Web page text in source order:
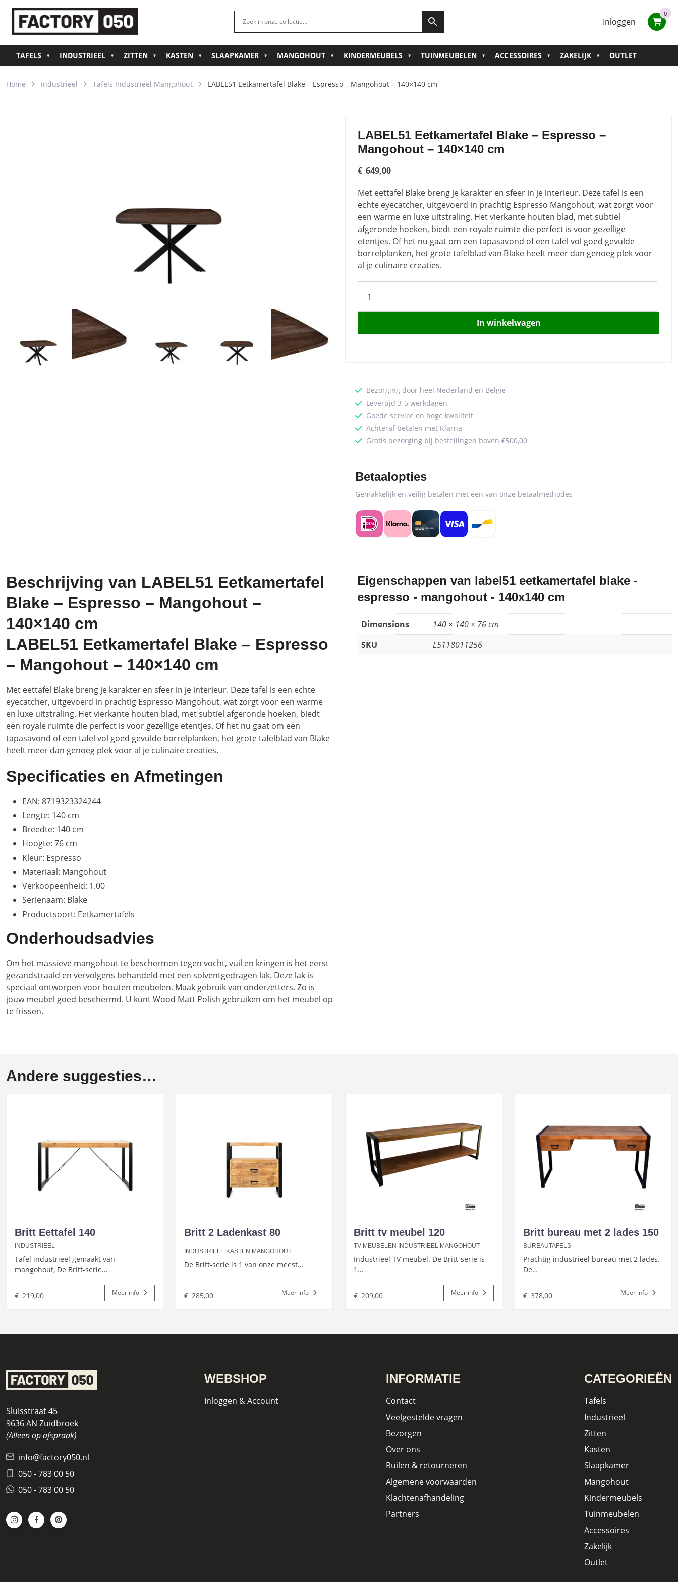
Inloggen
0
TAFELS INDUSTRIEEL ZITTEN KASTEN SLAAPKAMER MANGOHOUT KINDERMEUBELS TUINMEUBELEN ACCESSOIRES ZAKELIJK OUTLET
Home Industrieel Tafels Industrieel Mangohout LABEL51 Eetkamertafel Blake – Espresso – Mangohout – 140×140 cm
LABEL51 Eetkamertafel Blake – Espresso –
Mangohout – 140×140 cm
€ 649,00
Met eettafel Blake breng je karakter en sfeer in je interieur. Deze tafel is een
echte eyecatcher, uitgevoerd in prachtig Espresso Mangohout, wat zorgt voor
een warme en luxe uitstraling. Het vierkante houten blad, met subtiel
afgeronde hoeken, biedt een royale ruimte die perfect is voor gezellige
etentjes. Of het nu gaat om een tapasavond of een tafel vol goed gevulde
borrelplanken, het grote tafelblad van Blake heeft meer dan genoeg plek voor
al je culinaire creaties.
Eetkamertafel
Blake
Espresso
cm
quantity
In winkelwagen
Bezorging door heel Nederland en België
Levertijd 3-5 werkdagen
Goede service en hoge kwaliteit
Achteraf betalen met Klarna
Gratis bezorging bij bestellingen boven €500,00
Betaalopties
Gemakkelijk en veilig betalen met een van onze betaalmethodes
Beschrijving van LABEL51 Eetkamertafel
Blake – Espresso – Mangohout –
140×140 cm
LABEL51 Eetkamertafel Blake – Espresso
– Mangohout – 140×140 cm
Met eettafel Blake breng je karakter en sfeer in je interieur. Deze tafel is een echte
eyecatcher, uitgevoerd in prachtig Espresso Mangohout, wat zorgt voor een warme
en luxe uitstraling. Het vierkante houten blad, met subtiel afgeronde hoeken, biedt
een royale ruimte die perfect is voor gezellige etentjes. Of het nu gaat om een
tapasavond of een tafel vol goed gevulde borrelplanken, het grote tafelblad van Blake
heeft meer dan genoeg plek voor al je culinaire creaties.
Specificaties en Afmetingen
EAN: 8719323324244
Lengte: 140 cm
Breedte: 140 cm
Hoogte: 76 cm
Kleur: Espresso
Materiaal: Mangohout
Verkoopeenheid: 1.00
Serienaam: Blake
Productsoort: Eetkamertafels
Onderhoudsadvies
Om het massieve mangohout te beschermen tegen vocht, vuil en kringen is het eerst
gezandstraald en vervolgens behandeld met een solventgedragen lak. Deze lak is
speciaal ontworpen voor houten meubelen. Maak gebruik van onderzetters. Zo is
jouw meubel goed beschermd. U kunt Wood Matt Polish gebruiken om het meubel op
te frissen.
Eigenschappen van label51 eetkamertafel blake -
espresso - mangohout - 140x140 cm
Dimensions
140 × 140 × 76 cm
SKU
L5118011256
Andere suggesties…
Britt Eettafel 140
INDUSTRIEEL
Tafel industrieel gemaakt van
mangohout, De Britt-serie…
€ 219,00 Meer info
Britt 2 Ladenkast 80
INDUSTRIËLE KASTEN MANGOHOUT
De Britt-serie is 1 van onze meest…
€ 285,00 Meer info
Britt tv meubel 120
TV MEUBELEN INDUSTRIEEL MANGOHOUT
Industrieel TV meubel. De Britt-serie is
1…
€ 209,00 Meer info
Britt bureau met 2 lades 150
BUREAUTAFELS
Prachtig industrieel bureau met 2 lades.
De…
€ 378,00 Meer info
Sluisstraat 45
9636 AN Zuidbroek
(Alleen op afspraak)
info@factory050.nl
050 - 783 00 50
050 - 783 00 50
WEBSHOP
Inloggen & Account
INFORMATIE
Contact
Veelgestelde vragen
Bezorgen
Over ons
Ruilen & retourneren
Algemene voorwaarden
Klachtenafhandeling
Partners
CATEGORIEËN
Tafels
Industrieel
Zitten
Kasten
Slaapkamer
Mangohout
Kindermeubels
Tuinmeubelen
Accessoires
Zakelijk
Outlet